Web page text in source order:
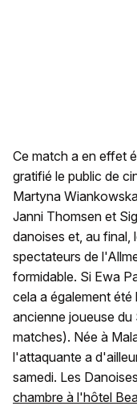
Ce match a en effet
gratifié le public de
Martyna
Janni Thomsen et
danoises et, au
spectateurs de
formidable. Si Ewa
cela a également été
ancienne joueuse
matches). Née à
l'attaquante a
samedi. Les
chambre à l'hôtel